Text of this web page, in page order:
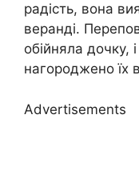
радість, вона
веранді.
обійняла дочку,
нагороджено їх
Advertisements